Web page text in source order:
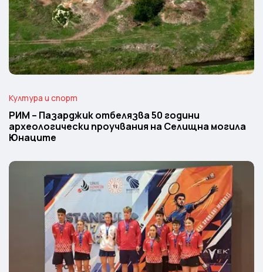
Култура и спорт
РИМ – Пазарджик отбелязва 50 години
археологически проучвания на Селищна могила
Юнаците